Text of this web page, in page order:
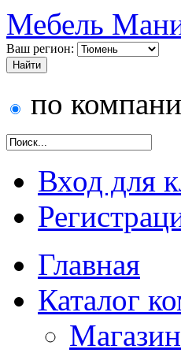
Мебель
Ваш регион:
по
Вход для
Главная
Каталог